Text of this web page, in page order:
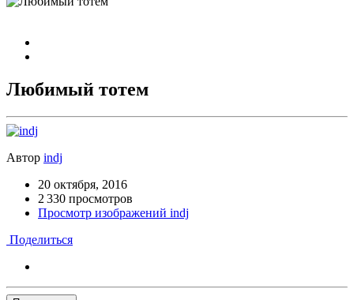
Любимый тотем
Автор indj
20 октября, 2016
2 330 просмотров
Просмотр изображений indj
Поделиться